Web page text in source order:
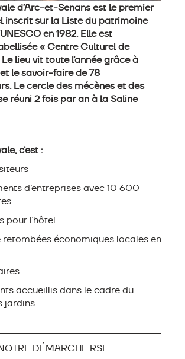
d’Arc-et-Senans est le premier
inscrit sur la Liste du patrimoine
en 1982. Elle est
« Centre Culturel de
lieu vit toute l’année grâce à
le savoir-faire de 78
Le cercle des mécènes et des
réuni 2 fois par an à la Saline
c’est :
d’entreprises avec 10 600
pour l’hôtel
économiques locales en
accueillis dans le cadre du
jardins
DÉMARCHE RSE